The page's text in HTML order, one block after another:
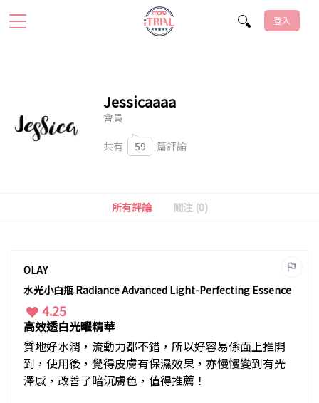
登入
Jessicaaaa
會員
共有
59 篇評論
所有評論 關注 (0)
OLAY
水光小白瓶 Radiance Advanced Light-Perfecting Essence
4.25
高效透白光曜精華
質地好水潤，流動力都不錯，所以好容易係面上推開
到，使用後，覺得皮膚有保濕效果，亦慢慢變到有光
澤感，改善了暗沉膚色，值得推薦！